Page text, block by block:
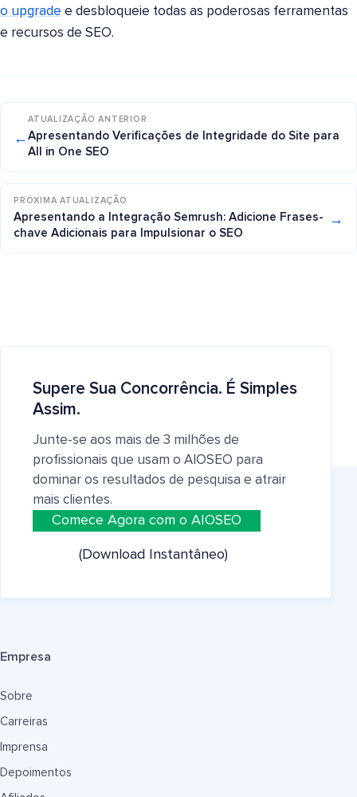
o upgrade e desbloqueie todas as poderosas ferramentas
e recursos de SEO.
←
ATUALIZAÇÃO ANTERIOR
Apresentando Verificações de Integridade do Site para
All in One SEO
PRÓXIMA ATUALIZAÇÃO
Apresentando a Integração Semrush: Adicione Frases-
chave Adicionais para Impulsionar o SEO
→
Supere Sua Concorrência. É Simples
Assim.
Junte-se aos mais de 3 milhões de
profissionais que usam o AIOSEO para
dominar os resultados de pesquisa e atrair
mais clientes.
Comece Agora com o AIOSEO
(Download Instantâneo)
Empresa
Sobre
Carreiras
Imprensa
Depoimentos